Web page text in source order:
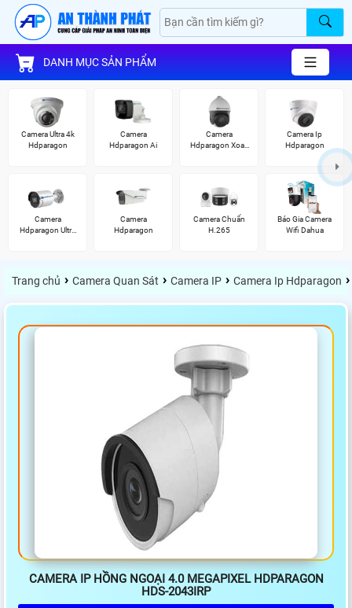
DANH MỤC SẢN PHẨM
Camera Ultra 4k
Hdparagon
Camera
Hdparagon Ai
Camera
Hdparagon Xoay
Camera Ip
Hdparagon
Camera
Hdparagon Ultra
Camera
Hdparagon
Camera Chuẩn
H.265
Báo Gia Camera
Wifi Dahua
Trang chủ › Camera Quan Sát › Camera IP › Camera Ip Hdparagon ›
CAMERA IP HỒNG NGOẠI 4.0 MEGAPIXEL HDPARAGON
HDS-2043IRP